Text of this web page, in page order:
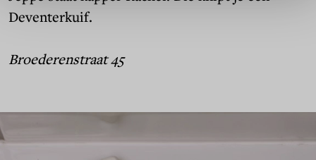
Deventerkuif.
Broederenstraat 45